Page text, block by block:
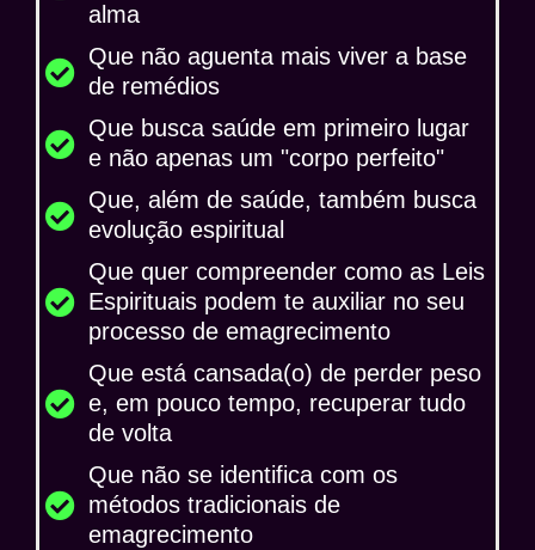
alma
Que não aguenta mais viver a base
de remédios
Que busca saúde em primeiro lugar
e não apenas um "corpo perfeito"
Que, além de saúde, também busca
evolução espiritual
Que quer compreender como as Leis
Espirituais podem te auxiliar no seu
processo de emagrecimento​
Que está cansada(o) de perder peso
e, em pouco tempo, recuperar tudo
de volta​
Que não se identifica com os
métodos tradicionais de
emagrecimento ​